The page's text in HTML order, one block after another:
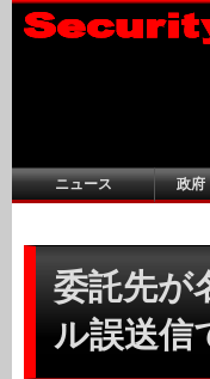
ニュース 政府
委託先が
ル誤送信